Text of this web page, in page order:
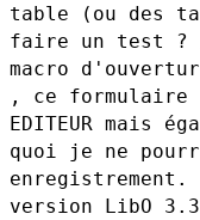
table (ou des
faire un test ?
macro
, ce formulaire
EDITEUR mais
quoi je ne
enregistrement.
version LibO